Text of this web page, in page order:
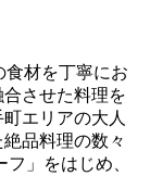
食材を丁寧にお
させた料理を
エリアの大人
品料理の数々
」をはじめ、